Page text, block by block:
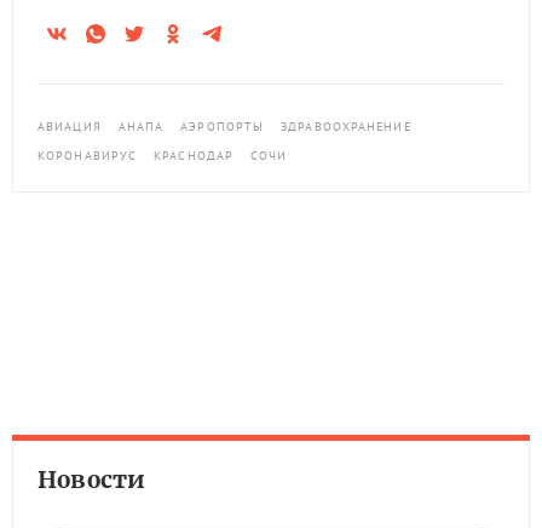
АВИАЦИЯ АНАПА АЭРОПОРТЫ
ЗДРАВООХРАНЕНИЕ
КОРОНАВИРУС
КРАСНОДАР СОЧИ
Новости